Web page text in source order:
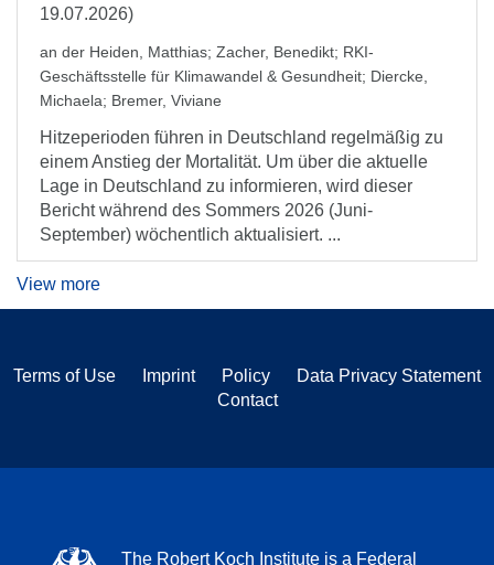
19.07.2026)
an der Heiden, Matthias; Zacher, Benedikt; RKI-
Geschäftsstelle für Klimawandel & Gesundheit; Diercke,
Michaela; Bremer, Viviane
Hitzeperioden führen in Deutschland regelmäßig zu
einem Anstieg der Mortalität. Um über die aktuelle
Lage in Deutschland zu informieren, wird dieser
Bericht während des Sommers 2026 (Juni-
September) wöchentlich aktualisiert. ...
View more
Terms of Use Imprint Policy
Data Privacy Statement
Contact
The Robert Koch Institute is a Federal